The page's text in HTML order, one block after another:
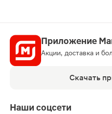
Приложение
Акции, доставка и
Скачать
Наши соцсети